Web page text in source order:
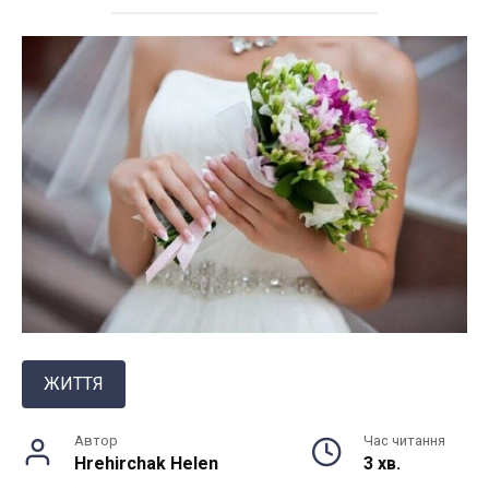
ЖИТТЯ
Автор
Hrehirchak Helen
Час читання
3 хв.